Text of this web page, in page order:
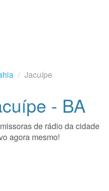
Jacuípe
- BA
de rádio da cidade
agora mesmo!